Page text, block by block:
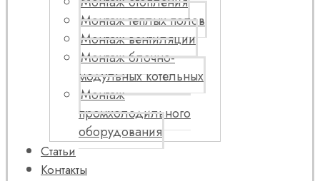
Монтаж теплых полов
Монтаж вентиляции
Монтаж блочно-
модульных котельных
Монтаж
промхолодильного
оборудования
Статьи
Контакты